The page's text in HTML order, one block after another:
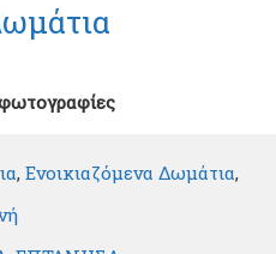
, Ενοικιαζόμενα Δωμάτια,